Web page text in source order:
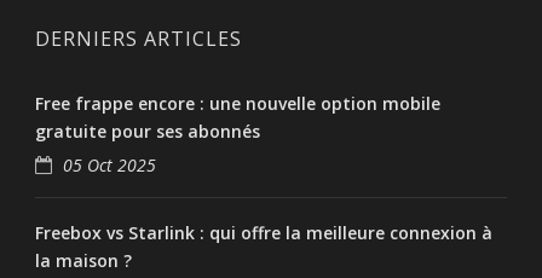
DERNIERS ARTICLES
Free frappe encore : une nouvelle option mobile
gratuite pour ses abonnés
05 Oct 2025
Freebox vs Starlink : qui offre la meilleure connexion à
la maison ?